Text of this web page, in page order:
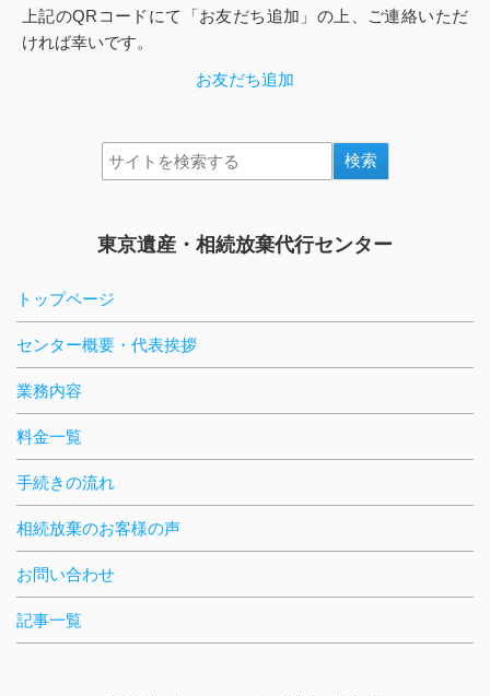
上記のQRコードにて「お友だち追加」の上、ご連絡いただ
ければ幸いです。
お友だち追加
東京遺産・相続放棄代行センター
トップページ
センター概要・代表挨拶
業務内容
料金一覧
手続きの流れ
相続放棄のお客様の声
お問い合わせ
記事一覧